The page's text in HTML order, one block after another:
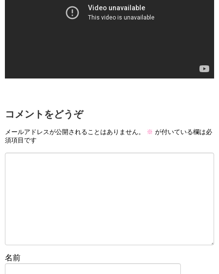
コメントをどうぞ
メールアドレスが公開されることはありません。 ※ が付いている欄は必
須項目です
名前